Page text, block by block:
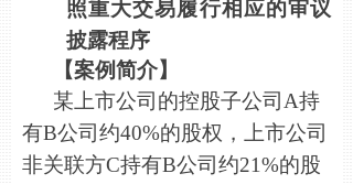
照重大交易履行相应的审议
披露程序
【案例简介】
某上市公司的控股子公司A持
有B公司约40%的股权，上市公司
非关联方C持有B公司约21%的股